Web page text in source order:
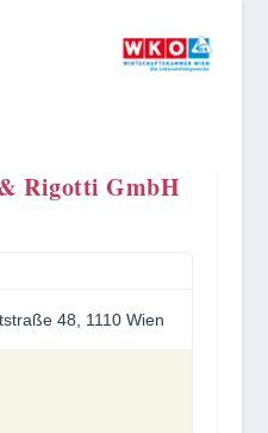
Rigotti GmbH
48, 1110 Wien